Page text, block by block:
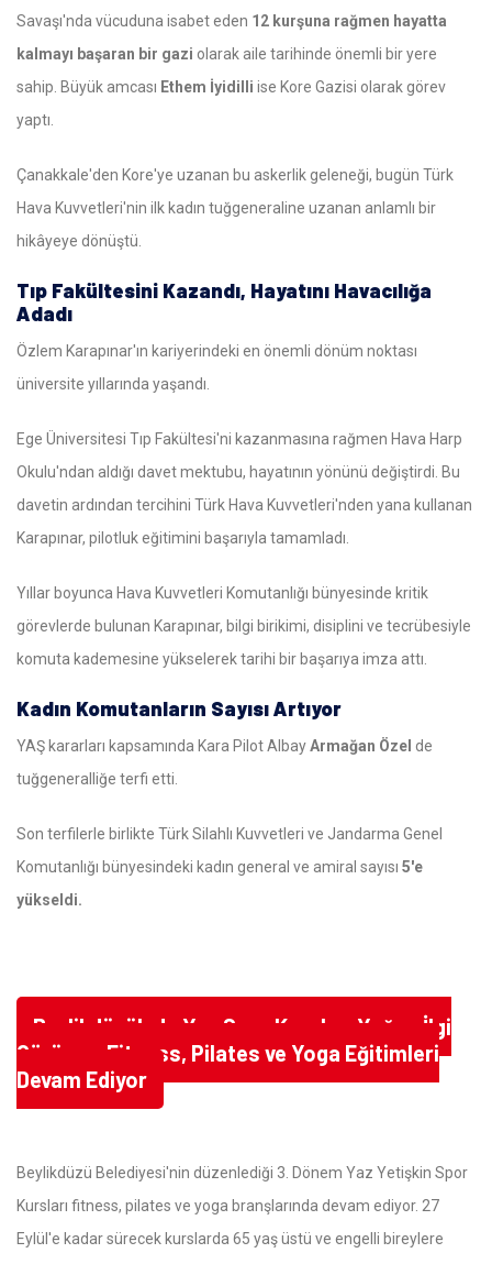
Savaşı'nda vücuduna isabet eden 12 kurşuna rağmen hayatta
kalmayı başaran bir gazi olarak aile tarihinde önemli bir yere
sahip. Büyük amcası Ethem İyidilli ise Kore Gazisi olarak görev
yaptı.
Çanakkale'den Kore'ye uzanan bu askerlik geleneği, bugün Türk
Hava Kuvvetleri'nin ilk kadın tuğgeneraline uzanan anlamlı bir
hikâyeye dönüştü.
Tıp Fakültesini Kazandı, Hayatını Havacılığa
Adadı
Özlem Karapınar'ın kariyerindeki en önemli dönüm noktası
üniversite yıllarında yaşandı.
Ege Üniversitesi Tıp Fakültesi'ni kazanmasına rağmen Hava Harp
Okulu'ndan aldığı davet mektubu, hayatının yönünü değiştirdi. Bu
davetin ardından tercihini Türk Hava Kuvvetleri'nden yana kullanan
Karapınar, pilotluk eğitimini başarıyla tamamladı.
Yıllar boyunca Hava Kuvvetleri Komutanlığı bünyesinde kritik
görevlerde bulunan Karapınar, bilgi birikimi, disiplini ve tecrübesiyle
komuta kademesine yükselerek tarihi bir başarıya imza attı.
Kadın Komutanların Sayısı Artıyor
YAŞ kararları kapsamında Kara Pilot AlbayArmağan Özel de
tuğgeneralliğe terfi etti.
Son terfilerle birlikte Türk Silahlı Kuvvetleri ve Jandarma Genel
Komutanlığı bünyesindeki kadın general ve amiral sayısı 5'e
yükseldi.
Beylikdüzü'nde Yaz Spor Kursları Yoğun İlgi
Görüyor: Fitness, Pilates ve Yoga Eğitimleri
Devam Ediyor
Beylikdüzü Belediyesi'nin düzenlediği 3. Dönem Yaz Yetişkin Spor
Kursları fitness, pilates ve yoga branşlarında devam ediyor. 27
Eylül'e kadar sürecek kurslarda 65 yaş üstü ve engelli bireylere